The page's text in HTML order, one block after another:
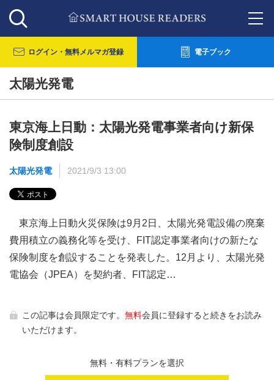
ログイン・ 無料メルマガ登録 電子ブック
太陽光発電
東京海上日動：太陽光発電事業者向け新保
険制度創設
太陽光発電 2021/9/3 13:00
東京海上日動火災保険は9月2日、太陽光発電設備の廃棄
費用積立の義務化等を受け、FIT認定事業者向けの新たな
保険制度を創設することを発表した。12月より、太陽光発
電協会（JPEA）を契約者、FIT認定…
この記事は会員限定です。 無料会員に登録すると続きをお読み
いただけます。
無料・有料プランを選択